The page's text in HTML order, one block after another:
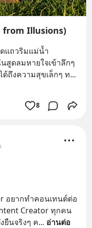
from Illusions)
แถวริมแม่น้ำ
สูดลมหายใจเข้าลึกๆ
ถึงความสุขเล็กๆ ท
8
อยากทำคอนเทนต์ต่อ
Creator ทุกคน
ยืนจริงๆ ค... อ่านต่อ